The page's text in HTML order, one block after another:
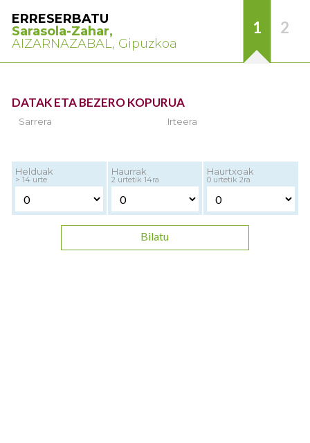
ERRESERBATU
Sarasola-Zahar,
AIZARNAZABAL, Gipuzkoa
1 2
DATAK ETA BEZERO KOPURUA
Sarrera Irteera
Helduak
> 14 urte
Haurrak
2 urtetik 14ra
Haurtxoak
0 urtetik 2ra
Bilatu